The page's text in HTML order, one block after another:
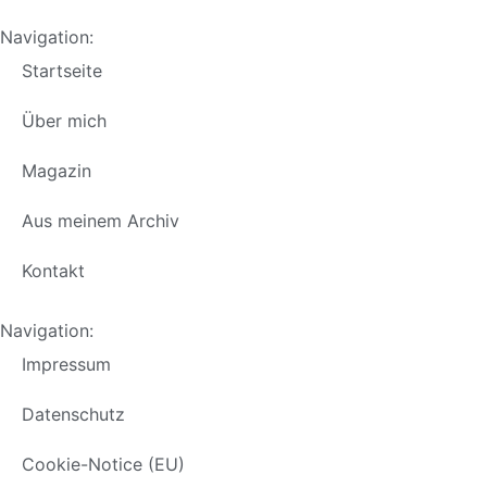
Navigation:
Startseite
Über mich
Magazin
Aus meinem Archiv
Kontakt
Navigation:
Impressum
Datenschutz
Cookie-Notice (EU)